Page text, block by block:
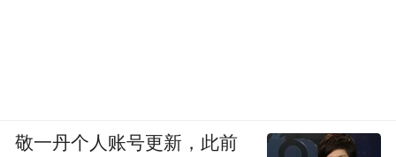
敬一丹个人账号更新，此前